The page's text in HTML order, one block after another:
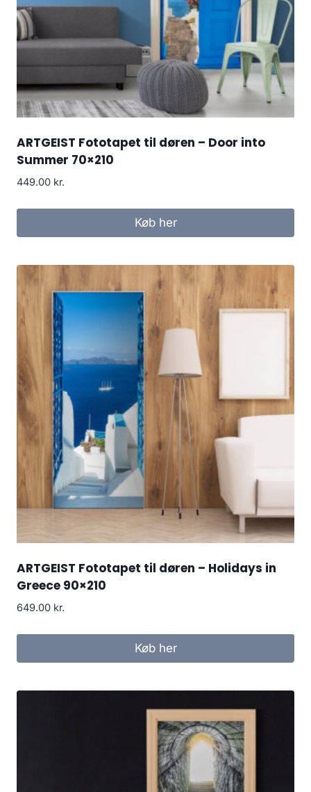
ARTGEIST Fototapet til døren – Door into
Summer 70×210
449.00 kr.
Køb her
ARTGEIST Fototapet til døren – Holidays in
Greece 90×210
649.00 kr.
Køb her